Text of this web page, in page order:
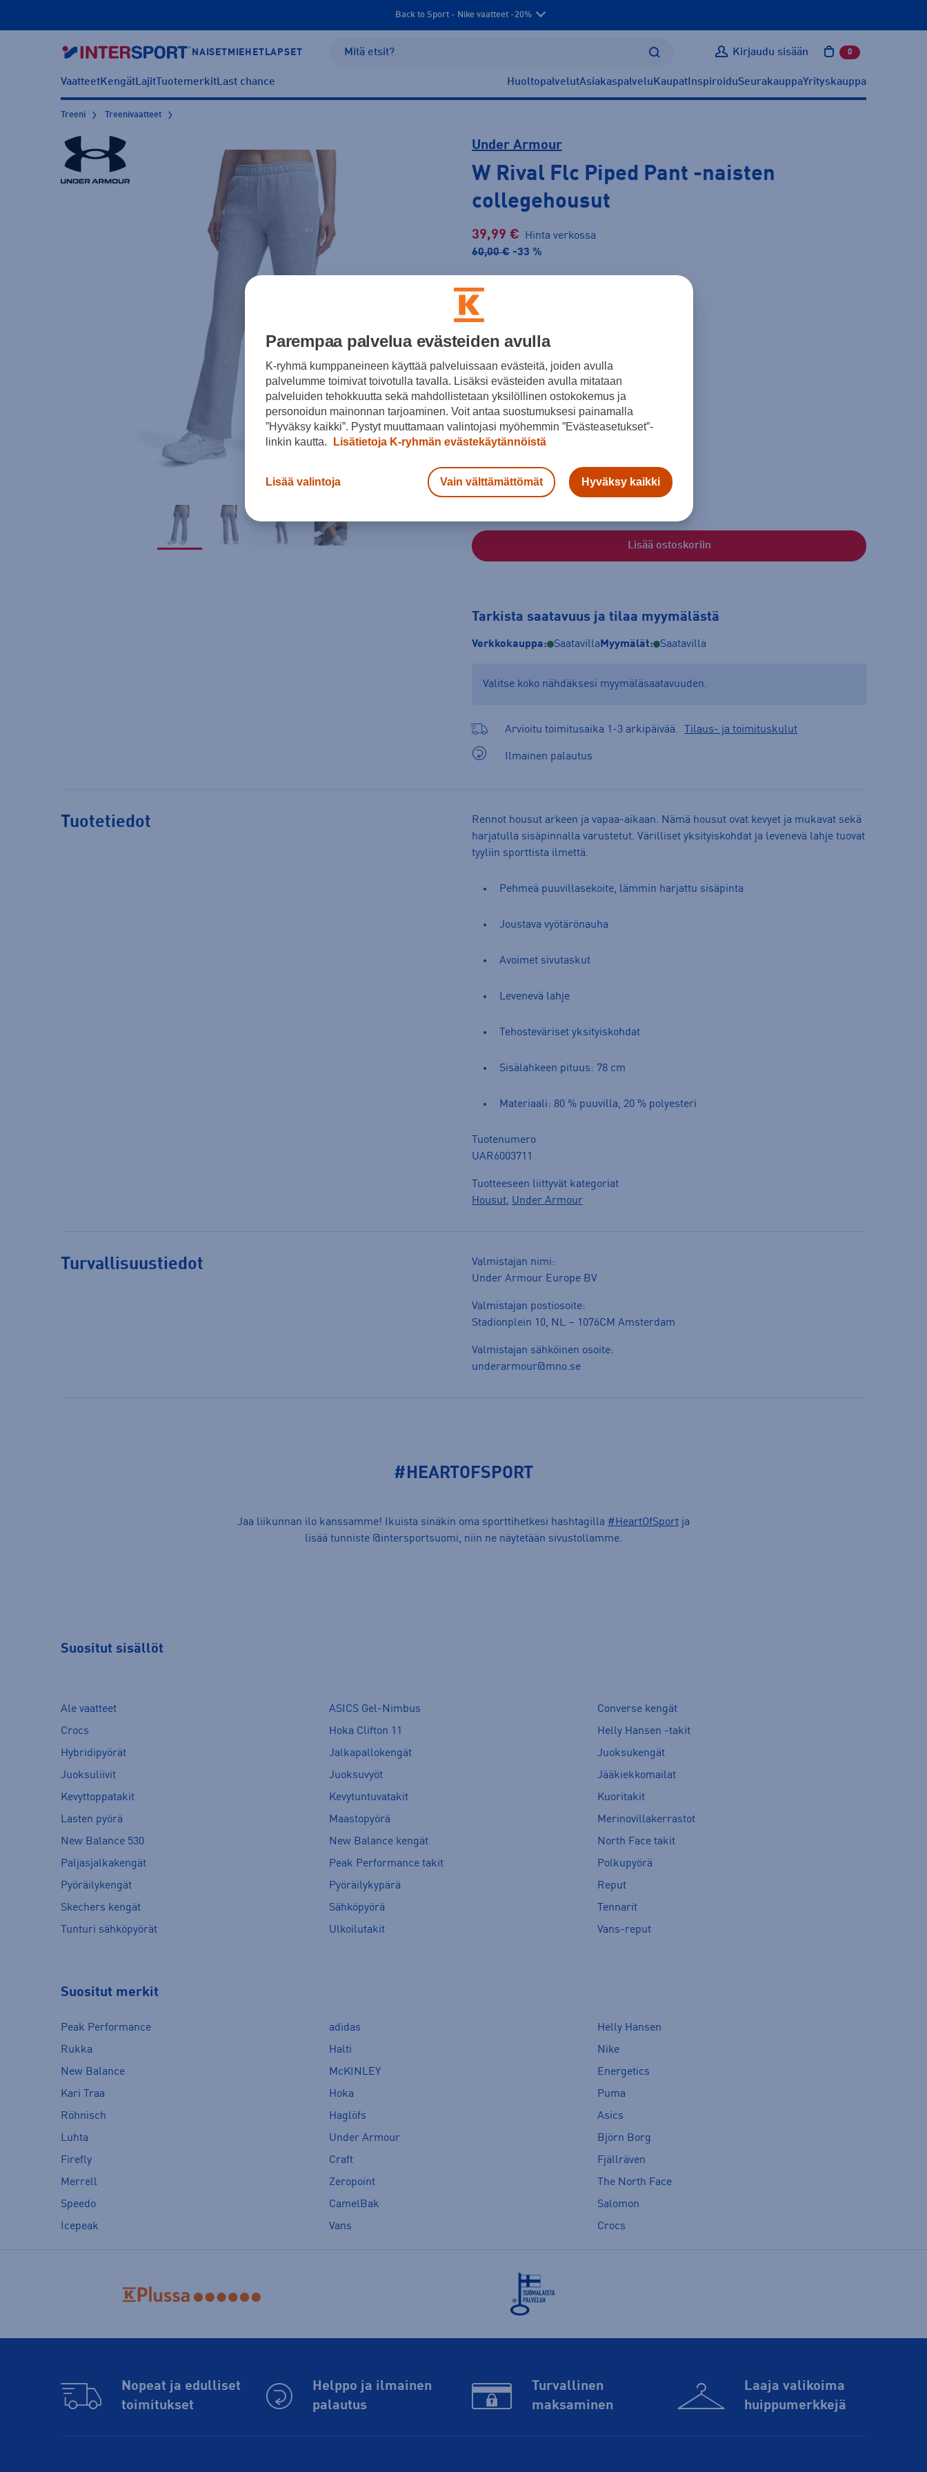
Back to Sport - Nike vaatteet -20%
NAISET MIEHET LAPSET Kirjaudu sisään 0 tuotetta
VaatteetKengätLajitTuotemerkitLast chance HuoltopalvelutAsiakaspalvelu Kaupat InspiroiduSeurakauppaYrityskauppa
Treeni Treenivaatteet
Under Armour
W Rival Flc Piped Pant -naisten
collegehousut
39,99 €
Hinta verkossa
60,00 € -33 %
30pv alin hinta: 60,00 €
Tarjous voimassa 18.8. asti.
Väri
Koko
Kokotaulukko
Lisää ostoskoriin
Tarkista saatavuus ja tilaa myymälästä
Verkkokauppa: Saatavilla Myymälät: Saatavilla
Valitse koko nähdäksesi myymäläsaatavuuden.
Arvioitu toimitusaika 1-3 arkipäivää. Tilaus- ja toimituskulut
Ilmainen palautus
Tuotetiedot
Rennot housut arkeen ja vapaa-aikaan. Nämä housut ovat kevyet ja mukavat sekä
harjatulla sisäpinnalla varustetut. Värilliset yksityiskohdat ja levenevä lahje tuovat
tyyliin sporttista ilmettä.
Pehmeä puuvillasekoite, lämmin harjattu sisäpinta
Joustava vyötärönauha
Avoimet sivutaskut
Levenevä lahje
Tehosteväriset yksityiskohdat
Sisälahkeen pituus: 78 cm
Materiaali: 80 % puuvilla, 20 % polyesteri
Tuotenumero
UAR6003711
Tuotteeseen liittyvät kategoriat
Housut, Under Armour
Turvallisuustiedot
Valmistajan nimi:
Under Armour Europe BV
Valmistajan postiosoite:
Stadionplein 10, NL – 1076CM Amsterdam
Valmistajan sähköinen osoite:
underarmour@mno.se
#HEARTOFSPORT
Jaa liikunnan ilo kanssamme! Ikuista sinäkin oma sporttihetkesi hashtagilla #HeartOfSport ja
lisää tunniste @intersportsuomi, niin ne näytetään sivustollamme.
Suositut sisällöt
Ale vaatteet ASICS Gel-Nimbus
Converse kengät
Crocs
Hoka Clifton 11
Helly Hansen -takit
Hybridipyörät
Jalkapallokengät
Juoksukengät
Juoksuliivit
Juoksuvyöt
Jääkiekkomailat
Kevyttoppatakit
Kevytuntuvatakit
Kuoritakit
Lasten pyörä
Maastopyörä
Merinovillakerrastot
New Balance 530
New Balance kengät
North Face takit
Paljasjalkakengät
Peak Performance takit
Polkupyörä
Pyöräilykengät
Pyöräilykypärä
Reput
Skechers kengät
Sähköpyörä
Tennarit
Tunturi sähköpyörät
Ulkoilutakit Vans-reput
Suositut merkit
Peak Performance adidas
Helly Hansen
Rukka
Halti
Nike
New Balance
McKINLEY
Energetics
Kari Traa
Hoka
Puma
Röhnisch
Haglöfs
Asics
Luhta
Under Armour
Björn Borg
Firefly
Craft
Fjällräven
Merrell
Zeropoint
The North Face
Speedo
CamelBak
Salomon
Icepeak
Vans Crocs
Nopeat ja edulliset
toimitukset
Helppo ja ilmainen
palautus
Turvallinen
maksaminen
Laaja valikoima
huippu­merkkejä
Parempaa palvelua evästeiden avulla
K-ryhmä kumppaneineen käyttää palveluissaan evästeitä, joiden avulla
palvelumme toimivat toivotulla tavalla. Lisäksi evästeiden avulla mitataan
palveluiden tehokkuutta sekä mahdollistetaan yksilöllinen ostokokemus ja
personoidun mainonnan tarjoaminen. Voit antaa suostumuksesi painamalla
”Hyväksy kaikki”. Pystyt muuttamaan valintojasi myöhemmin ”Evästeasetukset”-
linkin kautta.
Lisätietoja K-ryhmän evästekäytännöistä
Lisää valintoja Vain välttämättömät Hyväksy kaikki